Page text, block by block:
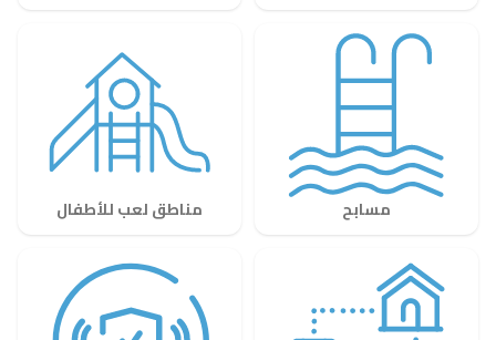
مسابح مناطق لعب للأطفال